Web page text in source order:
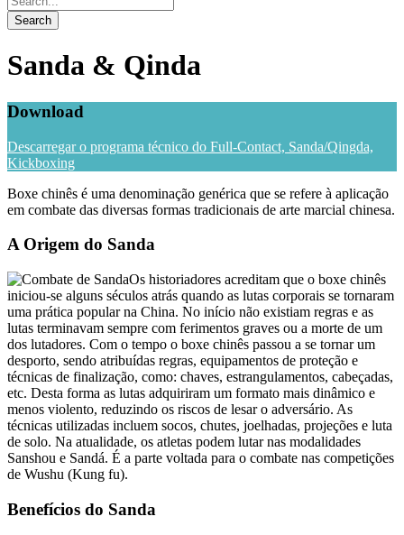
Sanda & Qinda
Download
Descarregar o programa técnico do Full-Contact, Sanda/Qingda,
Kickboxing
Boxe chinês é uma denominação genérica que se refere à aplicação
em combate das diversas formas tradicionais de arte marcial chinesa.
A Origem do Sanda
Os historiadores acreditam que o boxe chinês
iniciou-se alguns séculos atrás quando as lutas corporais se tornaram
uma prática popular na China. No início não existiam regras e as
lutas terminavam sempre com ferimentos graves ou a morte de um
dos lutadores. Com o tempo o boxe chinês passou a se tornar um
desporto, sendo atribuídas regras, equipamentos de proteção e
técnicas de finalização, como: chaves, estrangulamentos, cabeçadas,
etc. Desta forma as lutas adquiriram um formato mais dinâmico e
menos violento, reduzindo os riscos de lesar o adversário. As
técnicas utilizadas incluem socos, chutes, joelhadas, projeções e luta
de solo. Na atualidade, os atletas podem lutar nas modalidades
Sanshou e Sandá. É a parte voltada para o combate nas competições
de Wushu (Kung fu).
Benefícios do Sanda